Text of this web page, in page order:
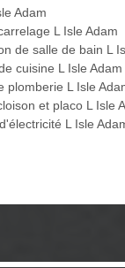
Adam
L Isle Adam
de salle de bain L
cuisine L Isle Adam
plomberie L Isle
et placo L Isle
L Isle